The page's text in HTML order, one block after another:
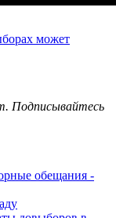
может
Подписывайтесь
обещания -